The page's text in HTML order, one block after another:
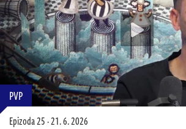
PVP
Epizoda 25·21. 6. 2026